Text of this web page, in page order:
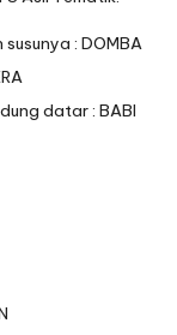
: DOMBA
datar : BABI